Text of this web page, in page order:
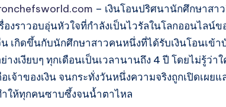
– เงินโอนปริศนานักศึกษาสา
องราวอบอุ่นหัวใจที่กำลังเป็นไวรัลในโลกออนไลน์ข
เกิดขึ้นกับนักศึกษาสาวคนหนึ่งที่ได้รับเงินโอนเข้
างเงียบๆ ทุกเดือนเป็นเวลานานถึง 4 ปี โดยไม่รู้ว่าใ
เจ้าของเงิน จนกระทั่งวันหนึ่งความจริงถูกเปิดเผยแ
ให้ทุกคนซาบซึ้งจนน้ำตาไหล